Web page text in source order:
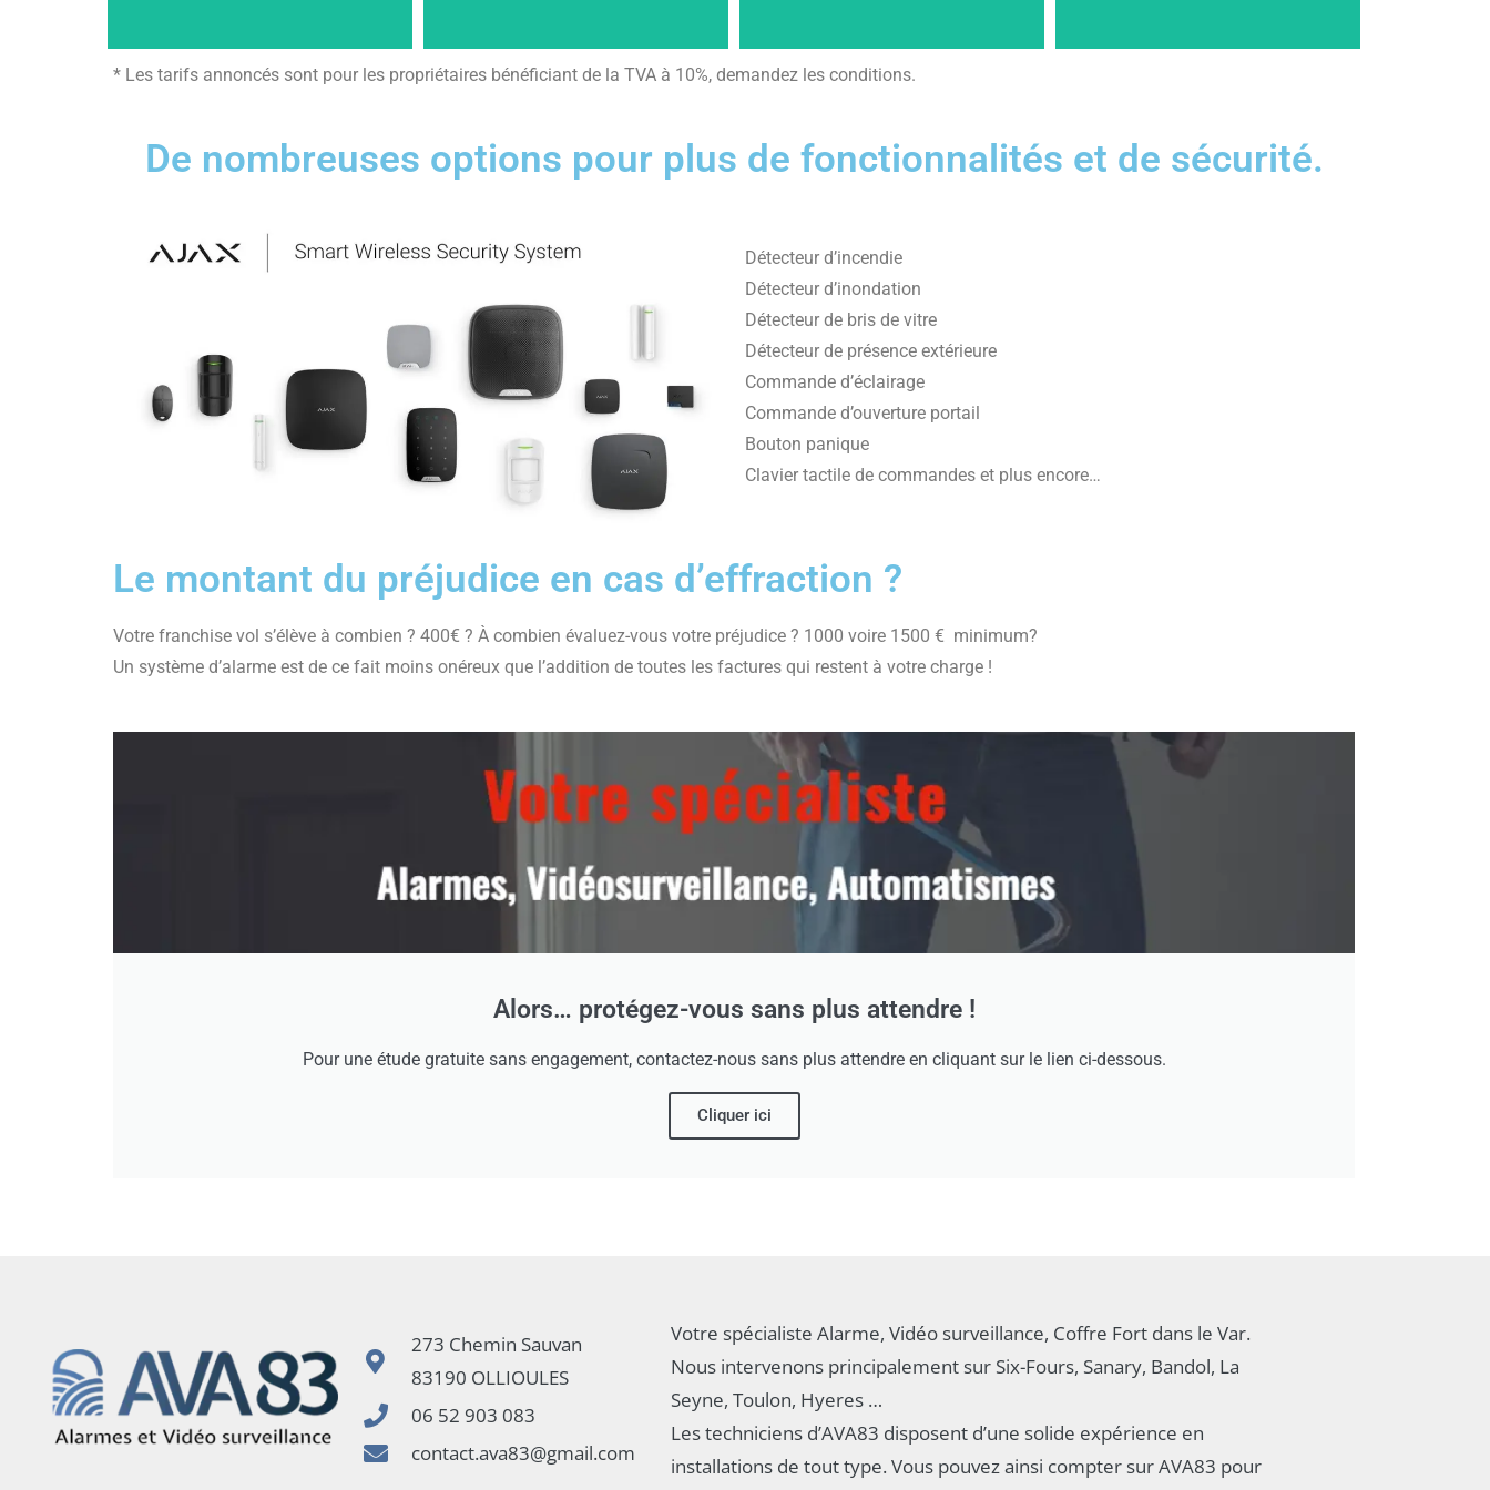
* Les tarifs annoncés sont pour les propriétaires bénéficiant de la TVA à 10%, demandez les conditions.
De nombreuses options pour plus de fonctionnalités et de sécurité.
Détecteur d’incendie
Détecteur d’inondation
Détecteur de bris de vitre
Détecteur de présence extérieure
Commande d’éclairage
Commande d’ouverture portail
Bouton panique
Clavier tactile de commandes et plus encore…​
Le montant du préjudice en cas d’effraction ?
Votre franchise vol s’élève à combien ? 400€ ? À combien évaluez-vous votre préjudice ? 1000 voire 1500 € minimum?
Un système d’alarme est de ce fait moins onéreux que l’addition de toutes les factures qui restent à votre charge !
Alors… protégez-vous sans plus attendre !
Pour une étude gratuite sans engagement, contactez-nous sans plus attendre en cliquant sur le lien ci-dessous.
Cliquer ici
273 Chemin Sauvan
83190 OLLIOULES
06 52 903 083
contact.ava83@gmail.com
Votre spécialiste Alarme, Vidéo surveillance, Coffre Fort dans le Var.
Nous intervenons principalement sur Six-Fours, Sanary, Bandol, La
Seyne, Toulon, Hyeres …
Les techniciens d’AVA83 disposent d’une solide expérience en
installations de tout type. Vous pouvez ainsi compter sur AVA83 pour